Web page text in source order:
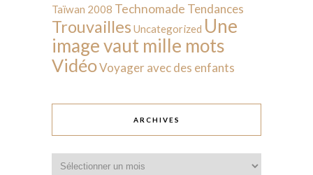
Taïwan 2008 Technomade Tendances
Trouvailles Uncategorized Une
image vaut mille mots
VidéoVoyager avec des enfants
ARCHIVES